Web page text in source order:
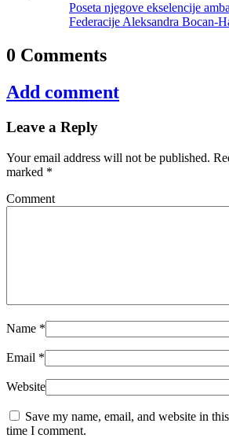
Poseta njegove ekselencije
Federacije Aleksandra Bocan-
0 Comments
Add comment
Leave a Reply
Your email address will not be published.
marked *
Comment
Name *
Email *
Website
Save my name, email, and website in
time I comment.